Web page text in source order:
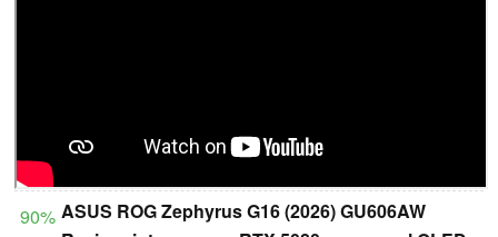
90% ASUS ROG Zephyrus G16 (2026) GU606AW